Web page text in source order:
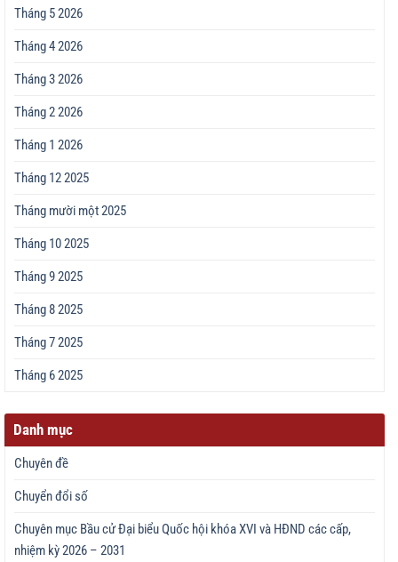
Tháng 5 2026
Tháng 4 2026
Tháng 3 2026
Tháng 2 2026
Tháng 1 2026
Tháng 12 2025
Tháng mười một 2025
Tháng 10 2025
Tháng 9 2025
Tháng 8 2025
Tháng 7 2025
Tháng 6 2025
Danh mục
Chuyên đề
Chuyển đổi số
Chuyên mục Bầu cử Đại biểu Quốc hội khóa XVI và HĐND các cấp,
nhiệm kỳ 2026 – 2031